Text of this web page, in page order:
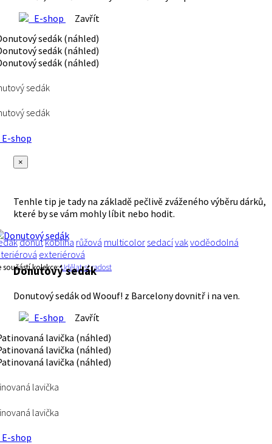
E-shop
Zavřít
sedák
sedák
shop
×
Tenhle tip je tady na základě pečlivě zváženého výběru dárků,
které by se vám mohly líbit nebo hodit.
donutkobliha růžová multicolor sedacívakvoděodolná
exteriérová
součástí kolekce:Udělat si radost
Donutový sedák
Donutový sedák od Woouf! z Barcelony dovnitř i na ven.
E-shop
Zavřít
lavička
lavička
shop